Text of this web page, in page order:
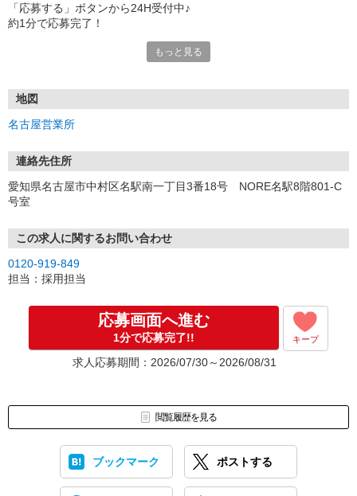
「応募する」ボタンから24H受付中♪
約1分で応募完了！
①応募から3営業日を目安に、メールorお電話でご連絡します。
★スマホでWEB面接（LINEなど）・出張面接・事務所面接と選べま
す
③面接実施（履歴書不要）
④勤務開始（スタート日は応相談）
お気軽にご応募ください♪
もっと見る
地図
名古屋営業所
連絡先住所
愛知県名古屋市中村区名駅南一丁目3番18号 NORE名駅8階801-C
号室
この求人に関するお問い合わせ
0120-919-849
担当：採用担当
応募画面へ進む
1分で応募完了!! キープ
求人応募期間：2026/07/30～2026/08/31
閲覧履歴を見る
ブックマーク ポストする